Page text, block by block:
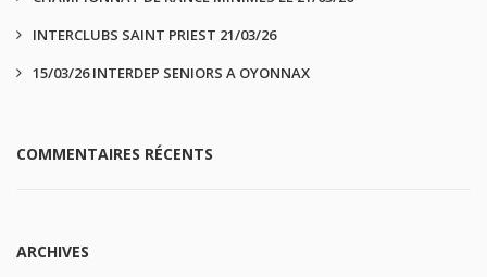
INTERCLUBS SAINT PRIEST 21/03/26
15/03/26 INTERDEP SENIORS A OYONNAX
COMMENTAIRES RÉCENTS
ARCHIVES